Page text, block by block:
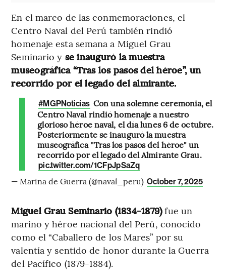
En el marco de las conmemoraciones, el
Centro Naval del Perú también rindió
homenaje esta semana a Miguel Grau
Seminario y se inauguró la muestra
museográfica “Tras los pasos del héroe”, un
recorrido por el legado del almirante.
#MGPNoticias Con una solemne ceremonia, el
Centro Naval rindió homenaje a nuestro
glorioso héroe naval, el día lunes 6 de octubre.
Posteriormente se inauguró la muestra
museográfica "Tras los pasos del héroe" un
recorrido por el legado del Almirante Grau.
pic.twitter.com/1CFpJpSaZq
— Marina de Guerra (@naval_peru) October 7, 2025
Miguel Grau Seminario (1834-1879)fue un
marino y héroe nacional del Perú, conocido
como el “Caballero de los Mares” por su
valentía y sentido de honor durante la Guerra
del Pacífico (1879-1884).